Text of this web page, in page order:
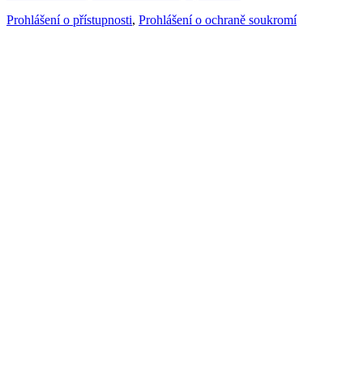
Prohlášení o přístupnosti, Prohlášení o ochraně soukromí